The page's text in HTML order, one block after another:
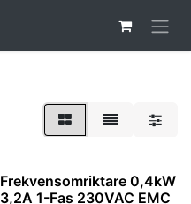
Frekvensomriktare 0,4kW
3,2A 1-Fas 230VAC EMC